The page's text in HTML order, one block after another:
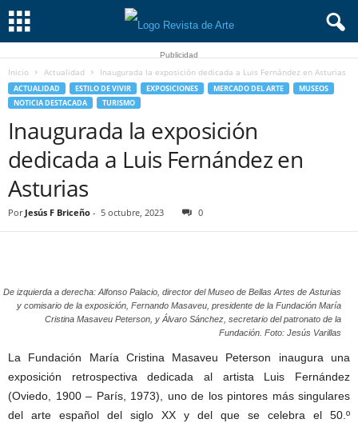
Publicidad
Inicio Actualidad Inaugurada la exposición dedicada a Luis Fernández en Asturias
ACTUALIDAD ESTILO DE VIVIR EXPOSICIONES MERCADO DEL ARTE
MUSEOS
NOTICIA DESTACADA
TURISMO
Inaugurada la exposición
dedicada a Luis Fernández en
Asturias
Por Jesús F Briceño - 5 octubre, 2023 0
De izquierda a derecha: Alfonso Palacio, director del Museo de Bellas Artes de Asturias
y comisario de la exposición, Fernando Masaveu, presidente de la Fundación María
Cristina Masaveu Peterson, y Álvaro Sánchez, secretario del patronato de la
Fundación. Foto: Jesús Varillas
La Fundación María Cristina Masaveu Peterson inaugura una
exposición retrospectiva dedicada al artista Luis Fernández
(Oviedo, 1900 – París, 1973), uno de los pintores más singulares
del arte español del siglo XX y del que se celebra el 50.º